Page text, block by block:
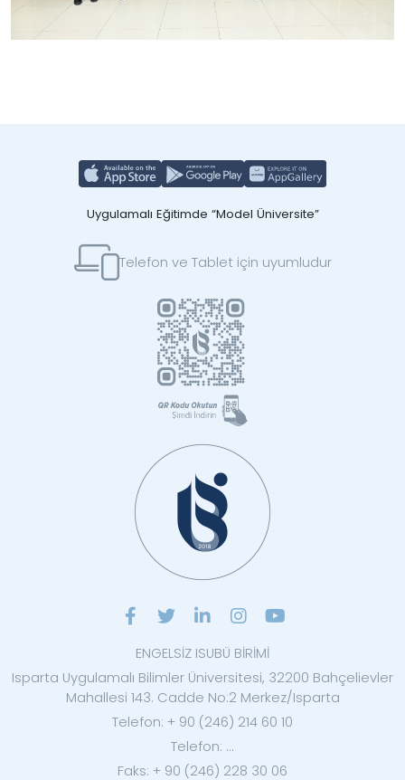
Uygulamalı Eğitimde “Model Üniversite”
Telefon ve Tablet için uyumludur
ENGELSİZ ISUBÜ BİRİMİ
Isparta Uygulamalı Bilimler Üniversitesi, 32200 Bahçelievler
Mahallesi 143. Cadde No:2 Merkez/Isparta
Telefon: + 90 (246) 214 60 10
Telefon: ...
Faks: + 90 (246) 228 30 06